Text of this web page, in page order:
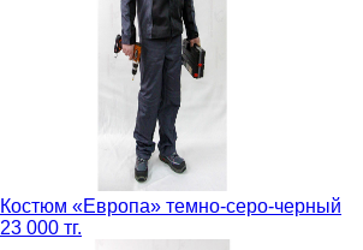
Костюм «Европа» темно-серо-черный
23 000 тг.